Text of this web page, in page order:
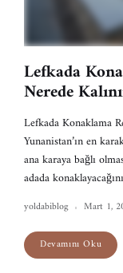
Lefkada
Nerede
Lefkada Konaklama
Yunanistan’ın en
ana karaya bağlı
adada
yoldabiblog Mart 1,
Devamını Oku